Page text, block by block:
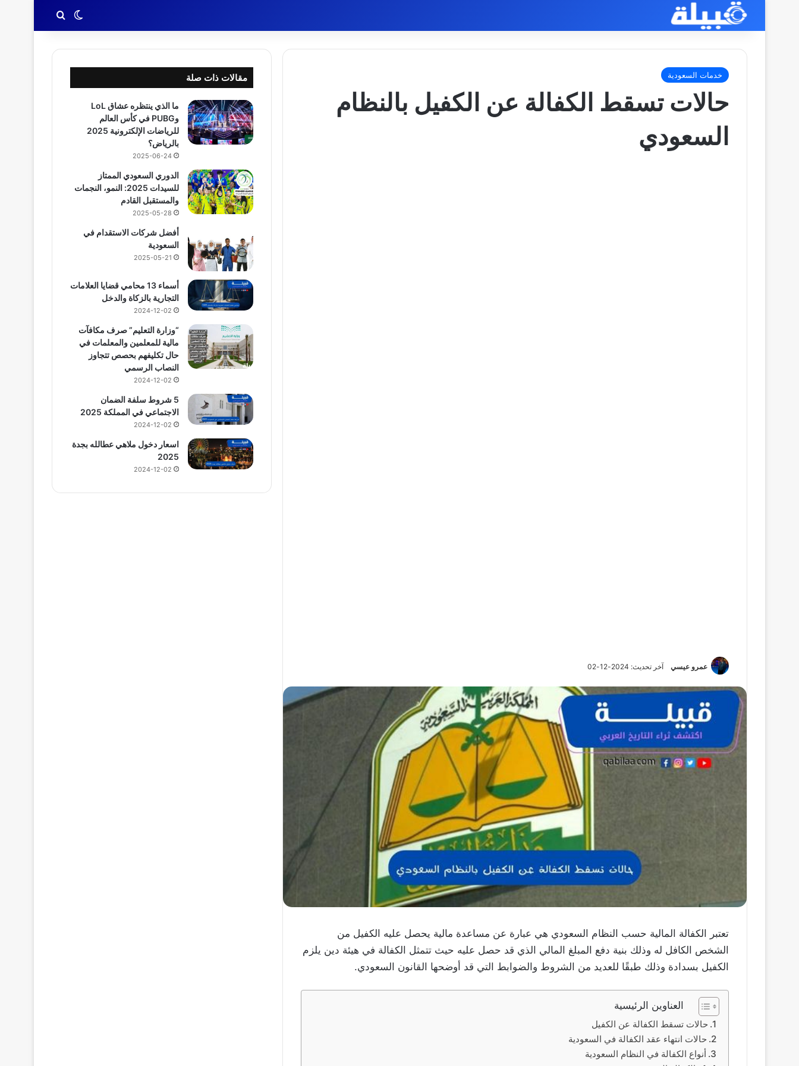
الوضع المظلم
بحث عن
خدمات السعودية
حالات تسقط الكفالة عن الكفيل بالنظام
السعودي
عمرو عيسي آخر تحديث: 2024-12-02
تعتبر الكفالة المالية حسب النظام السعودي هي عبارة عن مساعدة مالية يحصل عليه الكفيل من
الشخص الكافل له وذلك بنية دفع المبلغ المالي الذي قد حصل عليه حيث تتمثل الكفالة في هيئة دين يلزم
الكفيل بسدادة وذلك طبقًا للعديد من الشروط والضوابط التي قد أوضحها القانون السعودي.
العناوين الرئيسية
حالات تسقط الكفالة عن الكفيل
حالات انتهاء عقد الكفالة في السعودية
أنواع الكفالة في النظام السعودية
مقالات ذات صلة
ما الذي ينتظره عشاق LoL
وPUBG في كأس العالم
للرياضات الإلكترونية 2025
بالرياض؟
2025-06-24
الدوري السعودي الممتاز
للسيدات 2025: النمو، النجمات
والمستقبل القادم
2025-05-28
أفضل شركات الاستقدام في
السعودية
2025-05-21
أسماء 13 محامي قضايا العلامات
التجارية بالزكاة والدخل
2024-12-02
“وزارة التعليم” صرف مكافآت
مالية للمعلمين والمعلمات في
حال تكليفهم بحصص تتجاوز
النصاب الرسمي
2024-12-02
5 شروط سلفة الضمان
الاجتماعي في المملكة 2025
2024-12-02
اسعار دخول ملاهي عطالله بجدة
2025
2024-12-02